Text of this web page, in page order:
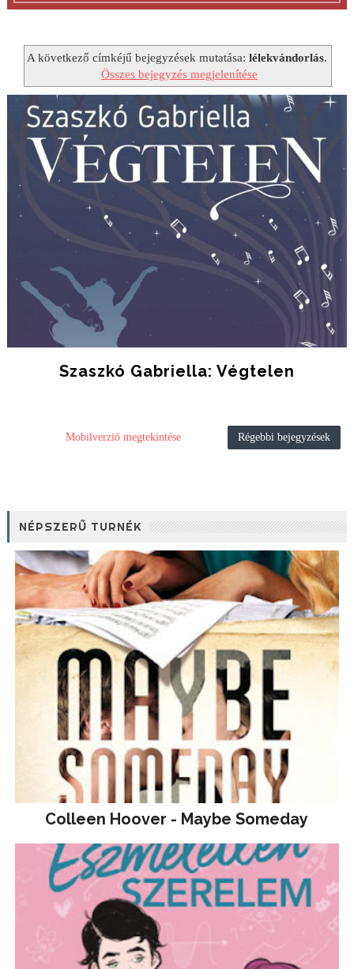
A következő címkéjű bejegyzések mutatása: lélekvándorlás.
Összes bejegyzés megjelenítése
Szaszkó Gabriella: Végtelen
Régebbi bejegyzések
Mobilverzió megtekintése
NÉPSZERŰ TURNÉK
Colleen Hoover - Maybe Someday